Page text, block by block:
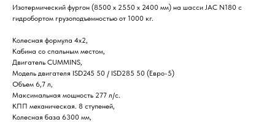
Изотермический фургон (8500 х 2550 х 2400 мм) на шасси JAC N180 с
гидробортом грузоподъемностью от 1000 кг.
Колесная формула 4х2,
Кабина со спальным местом,
Двигатель CUMMINS,
Модель двигателя ISD245 50 / ISD285 50 (Евро-5)
Объем 6,7 л,
Максимальная мощность 277 л/с.
КПП механическая. 8 ступеней,
Колесная база 6300 мм,